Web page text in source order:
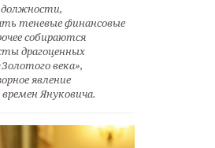
теневые финансовые
собираются
драгоценных
века»,
явление
Януковича.